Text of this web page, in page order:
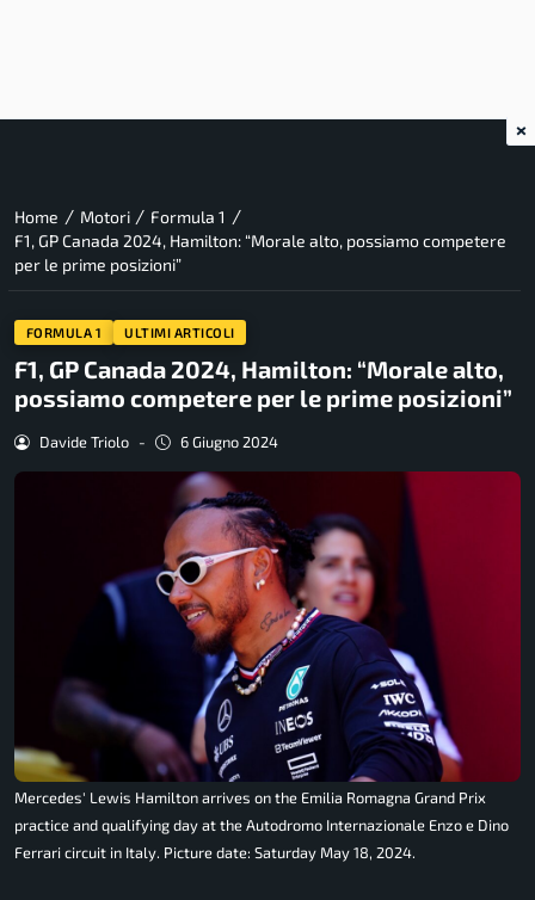
Home / Motori / Formula 1 /
F1, GP Canada 2024, Hamilton: “Morale alto, possiamo competere
per le prime posizioni”
FORMULA 1 ULTIMI ARTICOLI
F1, GP Canada 2024, Hamilton: “Morale alto,
possiamo competere per le prime posizioni”
Davide Triolo - 6 Giugno 2024
Mercedes' Lewis Hamilton arrives on the Emilia Romagna Grand Prix
practice and qualifying day at the Autodromo Internazionale Enzo e Dino
Ferrari circuit in Italy. Picture date: Saturday May 18, 2024.
×